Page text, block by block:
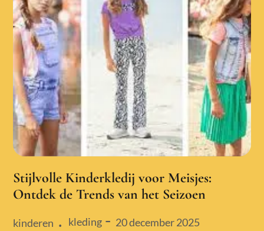
Stijlvolle Kinderkledij voor Meisjes:
Ontdek de Trends van het Seizoen
kinderen kleding
Posted
20 december 2025